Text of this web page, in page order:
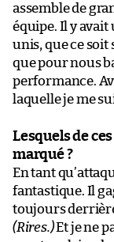
assemble de
équipe. Il y
unis, que ce soit
que pour nous
performance.
laquelle je me
Lesquels de
marqué ?
En tant
fantastique. Il
toujours
(Rires.)Et je ne